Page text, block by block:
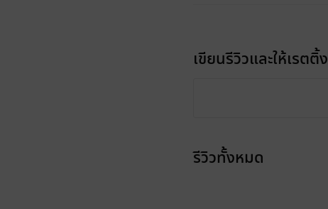
เขียนรีวิวและให้เรตติ้ง
รีวิวทั้งหมด